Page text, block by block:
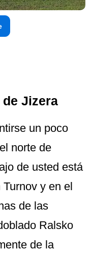
Jizera
un poco
norte de
de usted está
y en el
de las
Ralsko
de la